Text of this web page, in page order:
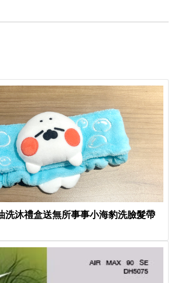
洗沐禮盒送無所事事小海豹洗臉髮帶